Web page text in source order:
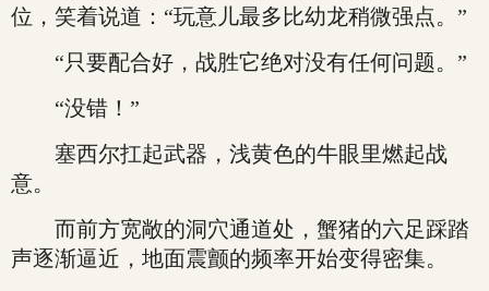
位，笑着说道：“玩意儿最多比幼龙稍微强点。”
“只要配合好，战胜它绝对没有任何问题。”
“没错！”
塞西尔扛起武器，浅黄色的牛眼里燃起战
意。
而前方宽敞的洞穴通道处，蟹猪的六足踩踏
声逐渐逼近，地面震颤的频率开始变得密集。